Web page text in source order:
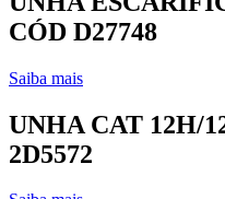
CÓD D27748
Saiba mais
UNHA CAT 12H/
2D5572